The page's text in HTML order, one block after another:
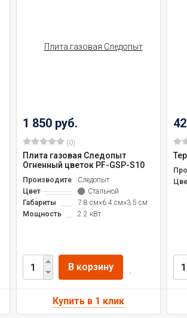
1 850 руб.
(0)
Плита газовая Следопыт
Огненный цветок PF-GSP-S10
ПроизводительСледопыт
Цвет
Стальной
Габариты
7.8 см×6.4 см×3.5 см
Мощность
2.2 кВт
В корзину